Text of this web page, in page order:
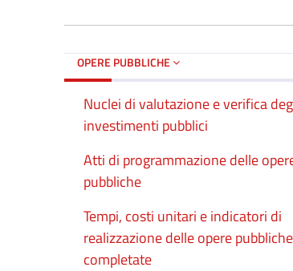
OPERE PUBBLICHE
Nuclei di valutazione e verifica
investimenti pubblici
Atti di programmazione delle
pubbliche
Tempi, costi unitari e indicatori di
realizzazione delle opere
completate